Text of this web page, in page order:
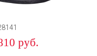
руб.